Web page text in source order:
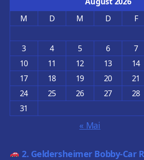
M
D M D F
3
4 5 6 7
10
11 12 13 14
17
18 19 20 21
24
25 26 27 28
31
« Mai
2. Geldersheimer Bobby-Car